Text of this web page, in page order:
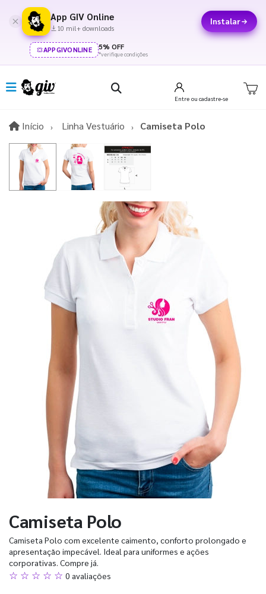
App GIV Online
10 mil+ downloads
Instalar
APPGIVONLINE 5% OFF
*verifique condições
Entre ou cadastre-se
Início InícioLinha Vestuário Camiseta Polo
Camiseta Polo
Camiseta Polo com excelente caimento, conforto prolongado e
apresentação impecável. Ideal para uniformes e ações
corporativas. Compre já.
☆ ☆ ☆ ☆ ☆ 0 avaliações